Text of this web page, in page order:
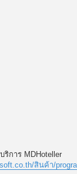
การ MDHoteller
สินค้า/